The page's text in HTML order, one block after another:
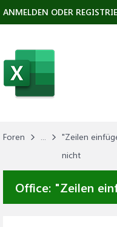
Foren ...
"Zeilen
nicht
Office: "Zeilen
ANMELDEN ODER